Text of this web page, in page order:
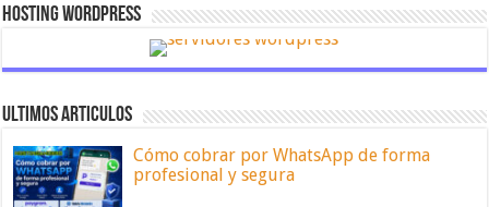
Hosting Wordpress
ULTIMOS ARTICULOS
Cómo cobrar por WhatsApp de forma
profesional y segura